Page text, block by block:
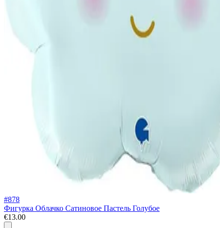
#878
Фигурка Облачко Сатиновое Пастель Голубое
€13.00